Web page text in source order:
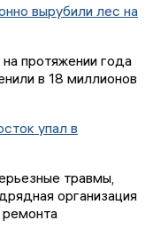
вырубили лес на
протяжении года
в 18 миллионов
упал в
травмы,
организация